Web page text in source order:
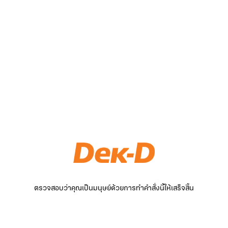
ตรวจสอบว่าคุณเป็นมนุษย์ด้วยการทำคำสั่งนี้ให้เสร็จสิ้น